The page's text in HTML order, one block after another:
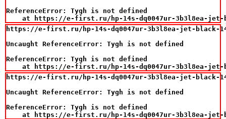
ReferenceError: Tygh is not defined
at https://e-first.ru/hp-14s-dq0047ur-3b3l8ea-
https://e-first.ru/hp-14s-dq0047ur-3b3l8ea-jet-black-14-
Uncaught ReferenceError: Tygh is not defined
ReferenceError: Tygh is not defined
at https://e-first.ru/hp-14s-dq0047ur-3b3l8ea-
https://e-first.ru/hp-14s-dq0047ur-3b3l8ea-jet-black-14-
Uncaught ReferenceError: Tygh is not defined
ReferenceError: Tygh is not defined
at https://e-first.ru/hp-14s-dq0047ur-3b3l8ea-